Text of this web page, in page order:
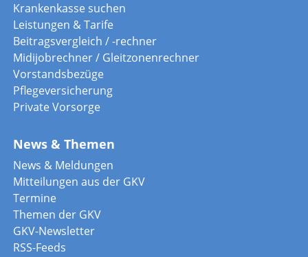
Krankenkasse suchen
Leistungen & Tarife
Beitragsvergleich / -rechner
Midijobrechner / Gleitzonenrechner
Vorstandsbezüge
Pflegeversicherung
Private Vorsorge
News & Themen
News & Meldungen
Mitteilungen aus der GKV
Termine
Themen der GKV
GKV-Newsletter
RSS-Feeds